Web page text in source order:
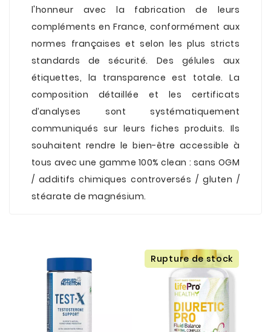
l'honneur avec la fabrication de leurs
compléments en France, conformément aux
normes françaises et selon les plus stricts
standards de sécurité. Des gélules aux
étiquettes, la transparence est totale. La
composition détaillée et les certificats
d’analyses sont systématiquement
communiqués sur leurs fiches produits. Ils
souhaitent rendre le bien-être accessible à
tous avec une gamme 100% clean : sans OGM
/ additifs chimiques controversés / gluten /
stéarate de magnésium.
Rupture de stock